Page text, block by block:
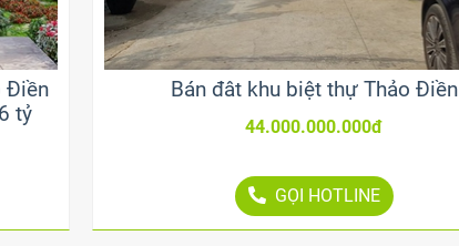
Điền
tỷ
Bán đât khu biệt thự Thảo Điền
44.000.000.000đ
GỌI HOTLINE